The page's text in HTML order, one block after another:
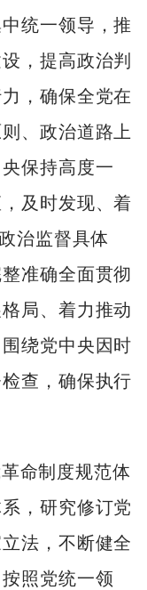
统一领导，推
，提高政治判
，确保全党在
、政治道路上
保持高度一
及时发现、着
治监督具体
准确全面贯彻
局、着力推动
绕党中央因时
查，确保执行
命制度规范体
，研究修订党
法，不断健全
照党统一领